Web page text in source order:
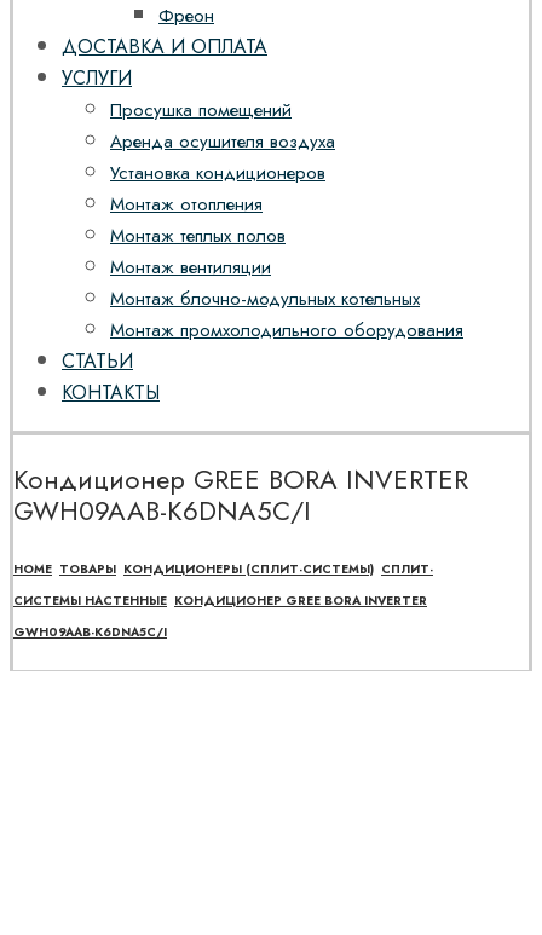
Фреон
ДОСТАВКА И ОПЛАТА
УСЛУГИ
Просушка помещений
Аренда осушителя воздуха
Установка кондиционеров
Монтаж отопления
Монтаж теплых полов
Монтаж вентиляции
Монтаж блочно-модульных котельных
Монтаж промхолодильного оборудования
СТАТЬИ
КОНТАКТЫ
Кондиционер GREE BORA INVERTER
GWH09AAB-K6DNA5C/I
HOME ТОВАРЫ КОНДИЦИОНЕРЫ (СПЛИТ-СИСТЕМЫ) СПЛИТ-
СИСТЕМЫ НАСТЕННЫЕ КОНДИЦИОНЕР GREE BORA INVERTER
GWH09AAB-K6DNA5C/I